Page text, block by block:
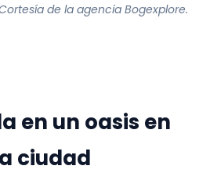
de la agencia Bogexplore.
en un oasis en
ciudad